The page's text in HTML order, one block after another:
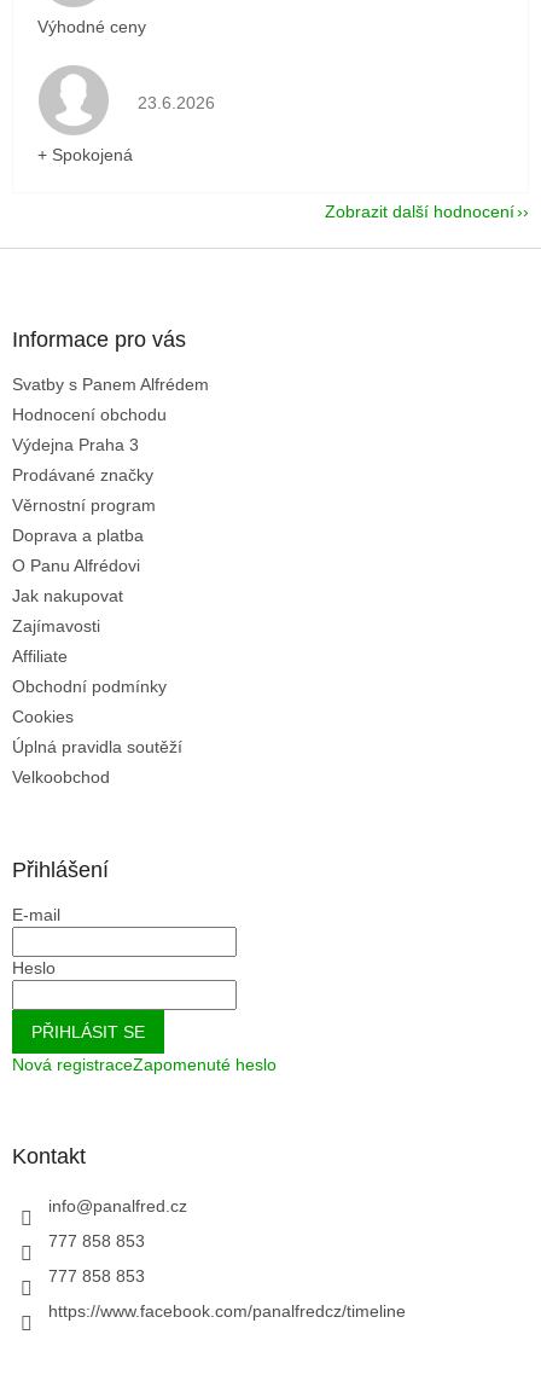
Výhodné ceny
Hodnocení obchodu je 5 z 5 hvězdiček.
23.6.2026
+ Spokojená
Zobrazit další hodnocení
Informace pro vás
Svatby s Panem Alfrédem
Hodnocení obchodu
Výdejna Praha 3
Prodávané značky
Věrnostní program
Doprava a platba
O Panu Alfrédovi
Jak nakupovat
Zajímavosti
Affiliate
Obchodní podmínky
Cookies
Úplná pravidla soutěží
Velkoobchod
Přihlášení
E-mail
Heslo
PŘIHLÁSIT SE
Nová registraceZapomenuté heslo
Kontakt
info@panalfred.cz
777 858 853
777 858 853
https://www.facebook.com/panalfredcz/timeline